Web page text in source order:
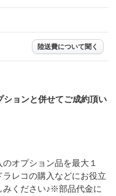
陸送費について聞く
ションと併せてご成約頂い
オプション品を最大１
レコの購入などにお役立
みください♪※部品代金に